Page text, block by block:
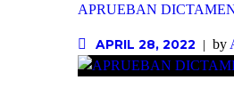
APRUEBAN
APRIL 28, 2022 by